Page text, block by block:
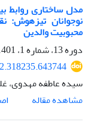
مدل ساختاری روابط
نوجوانان تیزهوش:
محبوبیت والدین
دوره 13، شماره 1، 1401، صفحه
سیده عاطفه مهدوی،
مشاهده مقاله